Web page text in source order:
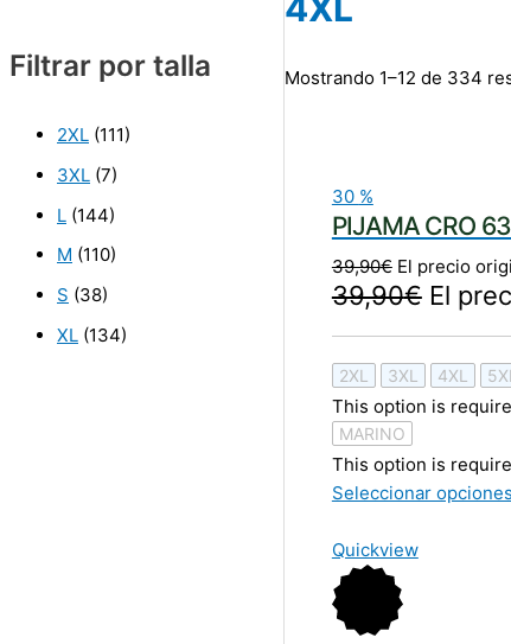
Filtrar por talla
2XL (111)
3XL (7)
L (144)
M (110)
S (38)
XL (134)
Mostrando 1–12 de 334
30 %
PIJAMA CRO
39,90€ El precio
39,90€ El
2XL 3XL 4XL
This option is
MARINO
This option is
Seleccionar opciones
Quickview